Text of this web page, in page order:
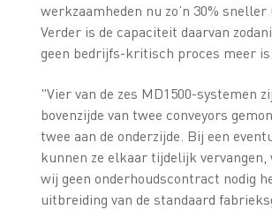
werkzaamheden nu zo’n 30% sneller
Verder is de capaciteit daarvan
geen bedrijfs-kritisch proces meer
"Vier van de zes MD1500-systemen
bovenzijde van twee conveyors
twee aan de onderzijde. Bij een
kunnen ze elkaar tijdelijk vervangen,
wij geen onderhoudscontract nodig
uitbreiding van de standaard